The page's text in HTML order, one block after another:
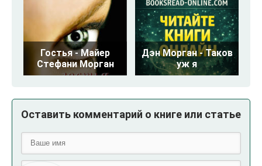
Гостья - Майер
Стефани Морган
Дэн Морган - Таков
уж я
Оставить комментарий о книге или статье